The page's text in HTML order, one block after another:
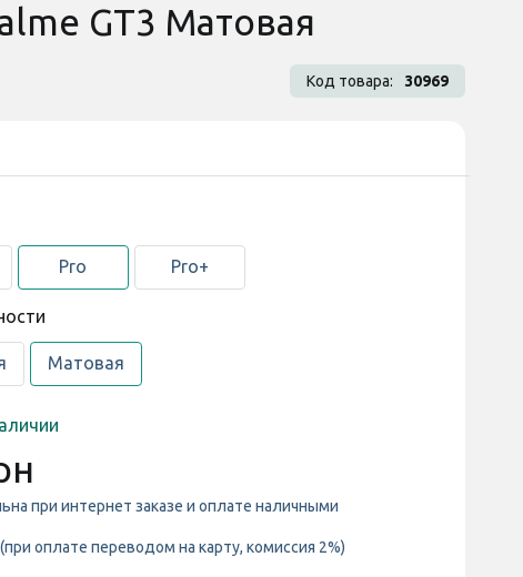
GT3 Матовая
Код товара: 30969
Pro Pro+
Матовая
при интернет заказе и оплате наличными
(при оплате переводом на карту, комиссия 2%)